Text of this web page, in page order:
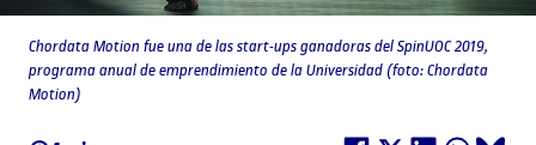
Chordata Motion fue una de las start-ups ganadoras del SpinUOC 2019,
programa anual de emprendimiento de la Universidad (foto: Chordata
Motion)